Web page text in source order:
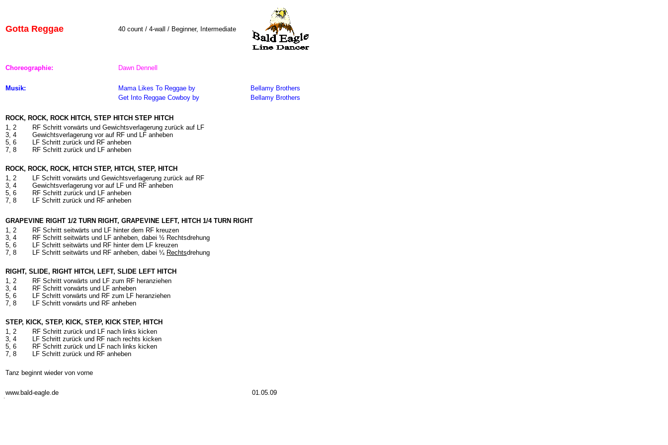
Gotta Reggae 40 count / 4-wall / Beginner, Intermediate
Choreographie: Dawn Dennell
Musik: Mama Likes To Reggae by
Bellamy Brothers
Get Into Reggae Cowboy by
Bellamy Brothers
ROCK, ROCK, ROCK HITCH, STEP HITCH STEP HITCH
1, 2
3, 4
5, 6
7, 8
RF Schritt vorwärts und Gewichtsverlagerung zurück auf LF
Gewichtsverlagerung vor auf RF und LF anheben
LF Schritt zurück und RF anheben
RF Schritt zurück und LF anheben
ROCK, ROCK, ROCK, HITCH STEP, HITCH, STEP, HITCH
1, 2
3, 4
5, 6
7, 8
LF Schritt vorwärts und Gewichtsverlagerung zurück auf RF
Gewichtsverlagerung vor auf LF und RF anheben
RF Schritt zurück und LF anheben
LF Schritt zurück und RF anheben
GRAPEVINE RIGHT 1/2 TURN RIGHT, GRAPEVINE LEFT, HITCH 1/4 TURN RIGHT
1, 2
3, 4
5, 6
7, 8
RF Schritt seitwärts und LF hinter dem RF kreuzen
RF Schritt seitwärts und LF anheben, dabei ½ Rechtsdrehung
LF Schritt seitwärts und RF hinter dem LF kreuzen
LF Schritt seitwärts und RF anheben, dabei ¼ Rechtsdrehung
RIGHT, SLIDE, RIGHT HITCH, LEFT, SLIDE LEFT HITCH
1, 2
3, 4
5, 6
7, 8
RF Schritt vorwärts und LF zum RF heranziehen
RF Schritt vorwärts und LF anheben
LF Schritt vorwärts und RF zum LF heranziehen
LF Schritt vorwärts und RF anheben
STEP, KICK, STEP, KICK, STEP, KICK STEP, HITCH
1, 2
3, 4
5, 6
7, 8
RF Schritt zurück und LF nach links kicken
LF Schritt zurück und RF nach rechts kicken
RF Schritt zurück und LF nach links kicken
LF Schritt zurück und RF anheben
Tanz beginnt wieder von vorne
www.bald-eagle.de
01.05.09